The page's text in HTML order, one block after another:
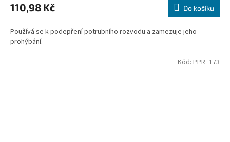
110,98 Kč Do košíku
Používá se k podepření potrubního rozvodu a zamezuje jeho
prohýbání.
Kód: PPR_173